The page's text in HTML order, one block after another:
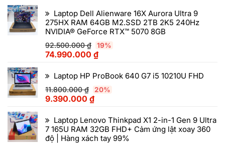
Laptop Dell Alienware 16X Aurora Ultra 9
275HX RAM 64GB M2.SSD 2TB 2K5 240Hz
NVIDIA® GeForce RTX™ 5070 8GB
92.500.000₫ 19%
74.990.000 ₫
Laptop HP ProBook 640 G7 i5 10210U FHD
11.800.000₫ 20%
9.390.000 ₫
Laptop Lenovo Thinkpad X1 2-in-1 Gen 9 Ultra
7 165U RAM 32GB FHD+ Cảm ứng lật xoay 360
độ | Hàng xách tay 99%